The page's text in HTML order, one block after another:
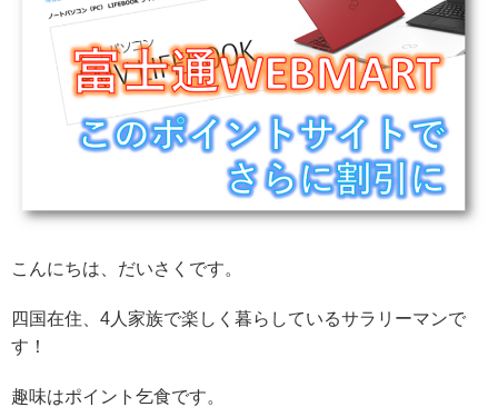
こんにちは、だいさくです。
四国在住、4人家族で楽しく暮らしているサラリーマンで
す！
趣味はポイント乞食です。